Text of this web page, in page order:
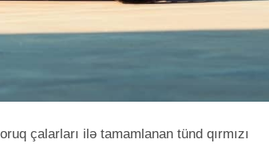
çalarları ilə tamamlanan tünd qırmızı